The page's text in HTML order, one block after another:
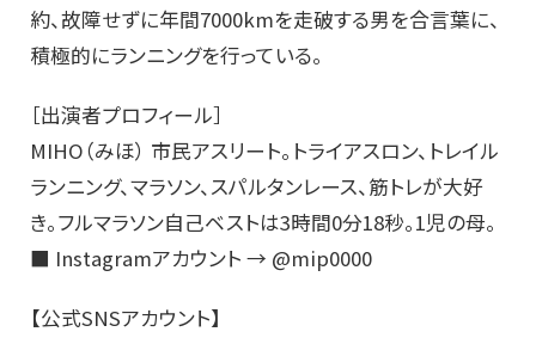
約、故障せずに年間7000kmを走破する男を合言葉に、
積極的にランニングを行っている。
［出演者プロフィール］
MIHO（みほ） 市民アスリート。トライアスロン、トレイル
ランニング、マラソン、スパルタンレース、筋トレが大好
き。フルマラソン自己ベストは3時間0分18秒。1児の母。
■ Instagramアカウント → @mip0000
【公式SNSアカウント】